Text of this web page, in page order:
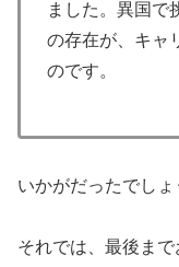
ました。異国で
の存在が、キャ
のです。
いかがだったでしょ
それでは、最後ま